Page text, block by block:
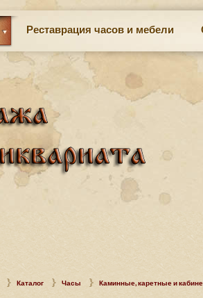
Реставрация часов и мебели
Каталог Часы Каминные, каретные и